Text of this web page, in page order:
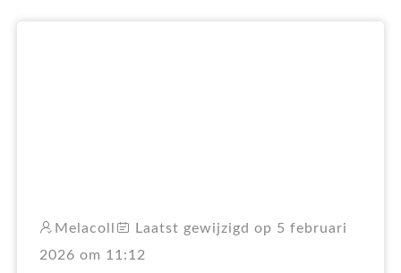
Melacoll
Laatst gewijzigd op 5 februari
2026 om 11:12